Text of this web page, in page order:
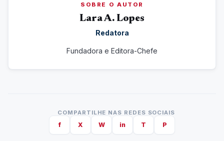
SOBRE O AUTOR
Lara A. Lopes
Redatora
Fundadora e Editora-Chefe
COMPARTILHE NAS REDES SOCIAIS
f X W in T P